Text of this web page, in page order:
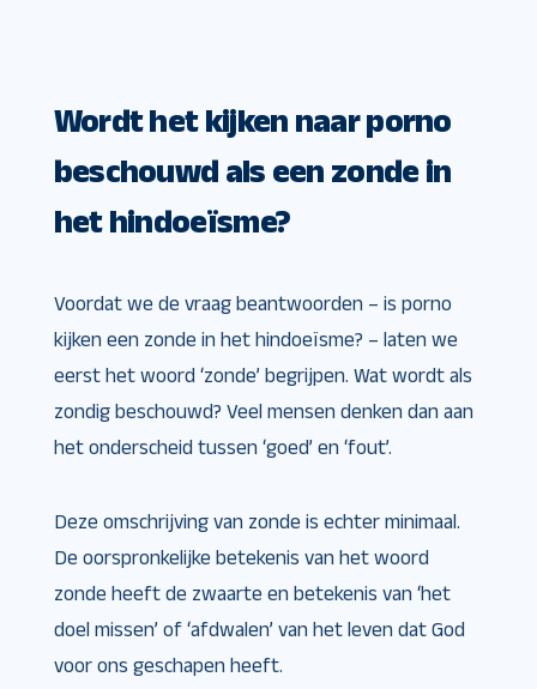
Wordt het kijken naar porno
beschouwd als een zonde in
het hindoeïsme?
Voordat we de vraag beantwoorden – is porno
kijken een zonde in het hindoeïsme? – laten we
eerst het woord ‘zonde’ begrijpen. Wat wordt als
zondig beschouwd? Veel mensen denken dan aan
het onderscheid tussen ‘goed’ en ‘fout’.
Deze omschrijving van zonde is echter minimaal.
De oorspronkelijke betekenis van het woord
zonde heeft de zwaarte en betekenis van ‘het
doel missen’ of ‘afdwalen’ van het leven dat God
voor ons geschapen heeft.